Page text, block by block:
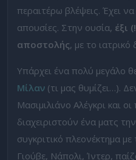
περαιτέρω βλέψεις. Έχει να
απουσίες. Στην ουσία, έξι
αποστολής, με το ιατρικό
Υπάρχει ένα πολύ μεγάλο
Μίλαν (τι μας θυμίζει…).
Μασιμιλιάνο Αλέγκρι και
διαχειριστούν ένα ματς
συγκριτικό πλεονέκτημα
Γιούβε, Νάπολι, Ίντερ,